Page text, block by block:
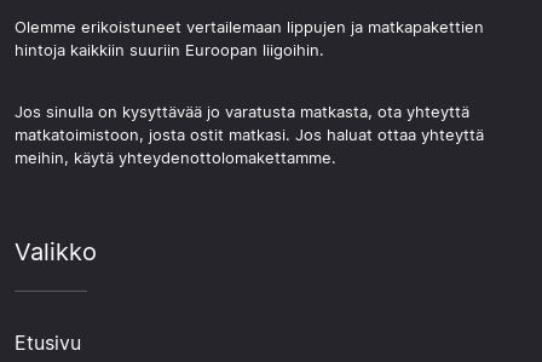
Olemme erikoistuneet vertailemaan lippujen ja matkapakettien
hintoja kaikkiin suuriin Euroopan liigoihin.
Jos sinulla on kysyttävää jo varatusta matkasta, ota yhteyttä
matkatoimistoon, josta ostit matkasi. Jos haluat ottaa yhteyttä
meihin, käytä yhteydenottolomakettamme.
Valikko
Etusivu